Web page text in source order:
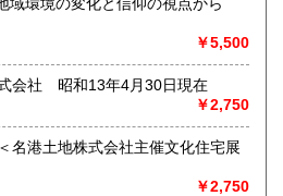
￥5,500
会社 昭和13年4月30日現在
￥2,750
港土地株式会社主催文化住宅展
￥2,750